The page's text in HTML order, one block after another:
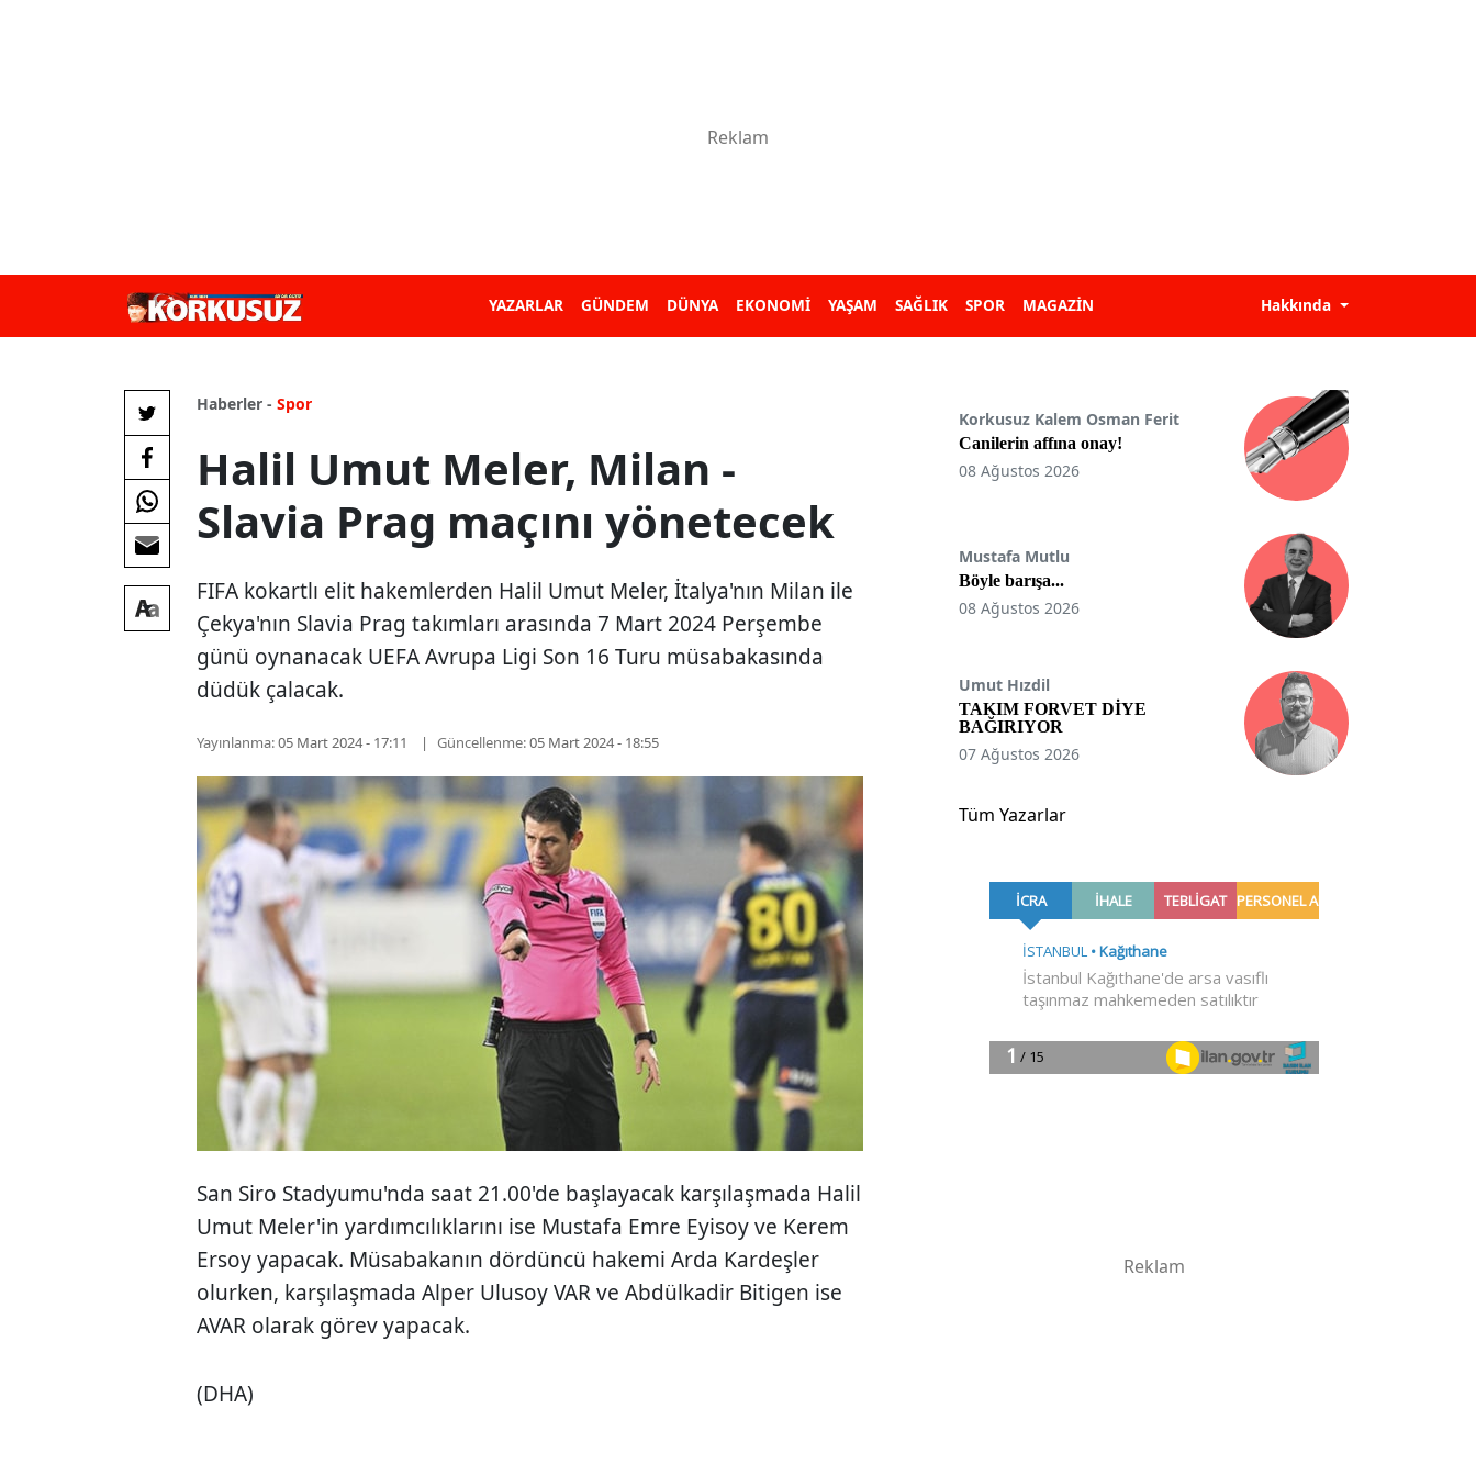
YAZARLAR GÜNDEM DÜNYA EKONOMİ YAŞAM SAĞLIK SPOR MAGAZİN Hakkında
Haberler - Spor
Halil Umut Meler, Milan -
Slavia Prag maçını yönetecek
FIFA kokartlı elit hakemlerden Halil Umut Meler, İtalya'nın Milan ile
Çekya'nın Slavia Prag takımları arasında 7 Mart 2024 Perşembe
günü oynanacak UEFA Avrupa Ligi Son 16 Turu müsabakasında
düdük çalacak.
Yayınlanma:05 Mart 2024 - 17:11 Güncellenme:05 Mart 2024 - 18:55
San Siro Stadyumu'nda saat 21.00'de başlayacak karşılaşmada Halil
Umut Meler'in yardımcılıklarını ise Mustafa Emre Eyisoy ve Kerem
Ersoy yapacak. Müsabakanın dördüncü hakemi Arda Kardeşler
olurken, karşılaşmada Alper Ulusoy VAR ve Abdülkadir Bitigen ise
AVAR olarak görev yapacak.
(DHA)
Korkusuz Kalem Osman Ferit
Canilerin affına onay!
08 Ağustos 2026
Mustafa Mutlu
Böyle barışa...
08 Ağustos 2026
Umut Hızdil
TAKIM FORVET DİYE
BAĞIRIYOR
07 Ağustos 2026
Tüm Yazarlar